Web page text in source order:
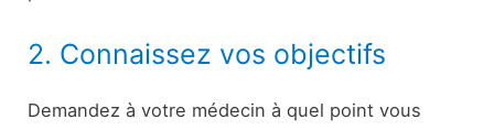
2. Connaissez vos objectifs
Demandez à votre médecin à quel point vous